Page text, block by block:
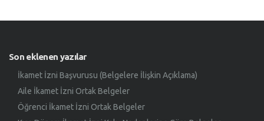
Son eklenen yazılar
İkamet İzni Başvurusu (Belgelere İlişkin Açıklama)
Aile İkamet İzni Ortak Belgeler
Öğrenci İkamet İzni Ortak Belgeler